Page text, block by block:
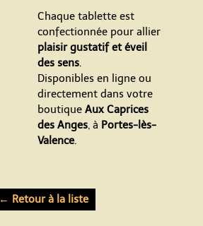
Chaque tablette est
confectionnée pour allier
plaisir gustatif et éveil
des sens.
Disponibles en ligne ou
directement dans votre
boutique Aux Caprices
des Anges, à Portes-lès-
Valence.
← Retour à la liste